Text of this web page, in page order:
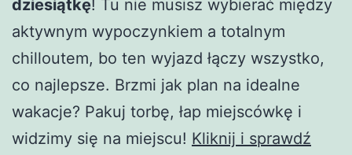
dziesiątkę! Tu nie musisz wybierać między
aktywnym wypoczynkiem a totalnym
chilloutem, bo ten wyjazd łączy wszystko,
co najlepsze. Brzmi jak plan na idealne
wakacje? Pakuj torbę, łap miejscówkę i
widzimy się na miejscu! Kliknij i sprawdź